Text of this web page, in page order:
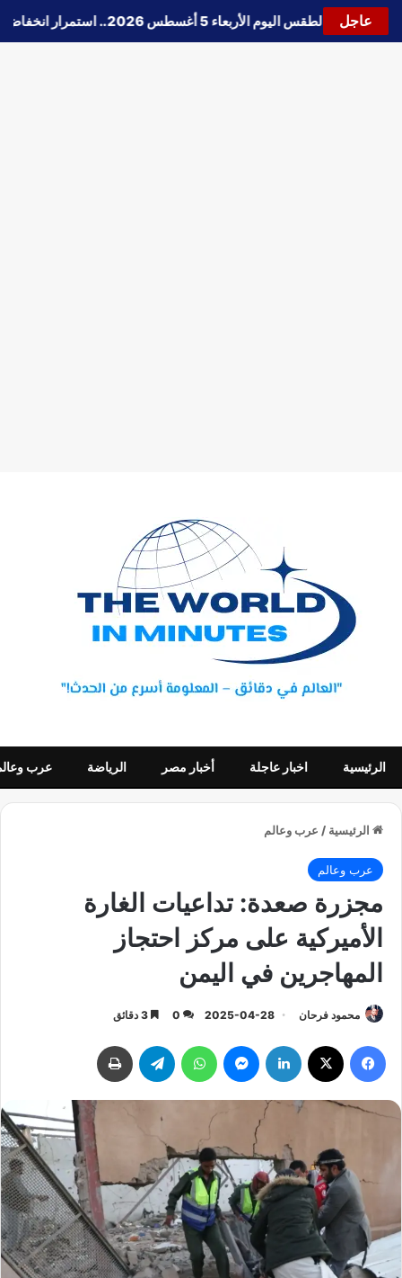
عاجل 🔵حالة الطقس اليوم الأربعاء 5 أغسطس 2026.. استمرار انخفاض الحرارة وتحذيرات من الشبورة واضطراب الملاحة
الرئيسية اخبار عاجلة أخبار مصر الرياضة عرب
الرئيسية / عرب وعالم
عرب وعالم
مجزرة صعدة: تداعيات الغارة
الأميركية على مركز احتجاز
المهاجرين في اليمن
محمود فرحان 2025-04-28
0